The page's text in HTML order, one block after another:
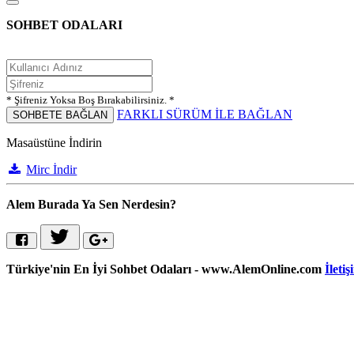
SOHBET ODALARI
* Şifreniz Yoksa Boş Bırakabilirsiniz. *
SOHBETE BAĞLAN
FARKLI SÜRÜM İLE BAĞLAN
Masaüstüne İndirin
Mirc İndir
Alem Burada Ya Sen Nerdesin?
Türkiye'nin En İyi Sohbet Odaları - www.AlemOnline.com